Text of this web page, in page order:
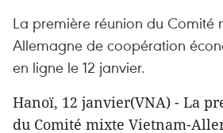
La première réunion du Comité
Allemagne de coopération
en ligne le 12 janvier.
Hanoï, 12 janvier(VNA) - La
du Comité mixte Vietnam-